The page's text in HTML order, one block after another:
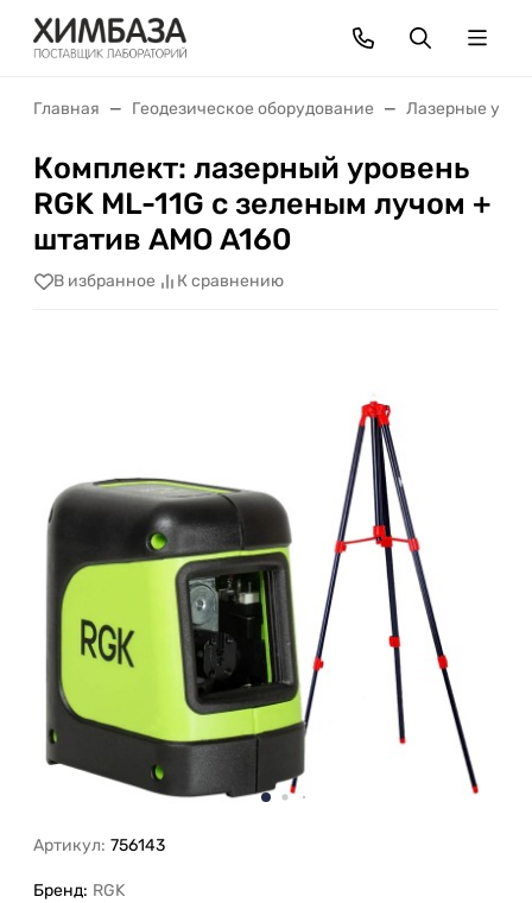
Главная Геодезическое оборудование Лазерные
Комплект: лазерный уровень
RGK ML-11G с зеленым лучом +
штатив AMO A160
В избранное К сравнению
Артикул: 756143
Бренд: RGK